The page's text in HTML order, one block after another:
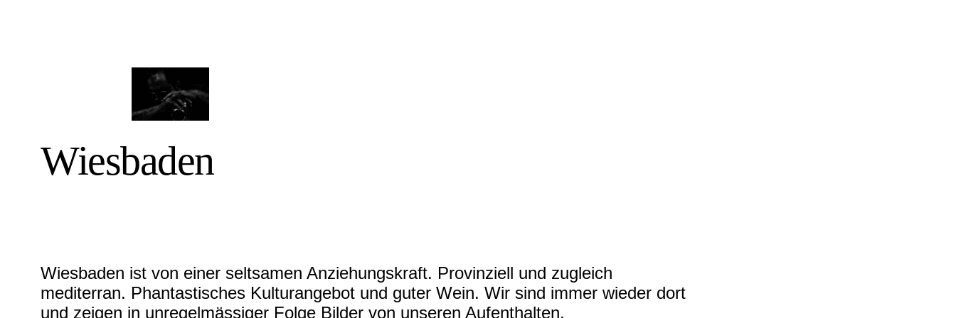
Wiesbaden
Wiesbaden ist von einer seltsamen Anziehungskraft. Provinziell und zugleich
mediterran. Phantastisches Kulturangebot und guter Wein. Wir sind immer wieder dort
und zeigen in unregelmässiger Folge Bilder von unseren Aufenthalten.